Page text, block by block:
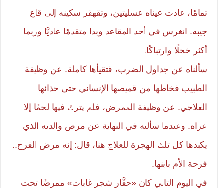
تمامًا، عادت عيناه عسليتين، وتقهقر سكينه إلى قاع
جيبه. انغرس في أحد المقاعد وبدا متقدمًا عاديَّا وربما
أكثر خجلًا وارتباكًا.
سألناه عن جداول الضرب، فتقيأها كاملة. عن وظيفة
الطبيب فخاطها من قميصها الإنساني حتى حذائها
العلاجي. عن وظيفة الممرض، فلم يترك فيها لحمًا إلا
عراه. وعندما سألته في النهاية عن مرض والدته الذي
يكبدها كل تلك الهجرة للعلاج هنا، قال: إنه مرض الفرح..
فرحة الأم بابنها.
في اليوم التالي كان «حقَّار شجر غابات» ممرضًا تحت